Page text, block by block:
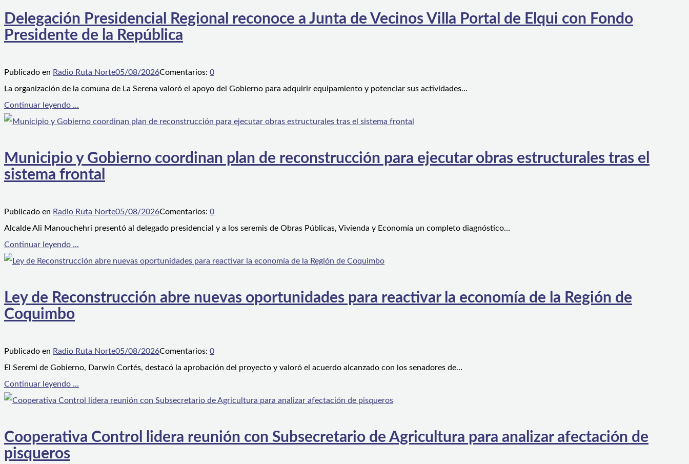
Delegación Presidencial Regional reconoce a Junta de Vecinos Villa Portal de Elqui con Fondo
Presidente de la República
Publicado en Radio Ruta Norte05/08/2026Comentarios: 0
La organización de la comuna de La Serena valoró el apoyo del Gobierno para adquirir equipamiento y potenciar sus actividades…
Continuar leyendo ...
Municipio y Gobierno coordinan plan de reconstrucción para ejecutar obras estructurales tras el
sistema frontal
Publicado en Radio Ruta Norte05/08/2026Comentarios: 0
Alcalde Ali Manouchehri presentó al delegado presidencial y a los seremis de Obras Públicas, Vivienda y Economía un completo diagnóstico…
Continuar leyendo ...
Ley de Reconstrucción abre nuevas oportunidades para reactivar la economía de la Región de
Coquimbo
Publicado en Radio Ruta Norte05/08/2026Comentarios: 0
El Seremi de Gobierno, Darwin Cortés, destacó la aprobación del proyecto y valoró el acuerdo alcanzado con los senadores de…
Continuar leyendo ...
Cooperativa Control lidera reunión con Subsecretario de Agricultura para analizar afectación de
pisqueros